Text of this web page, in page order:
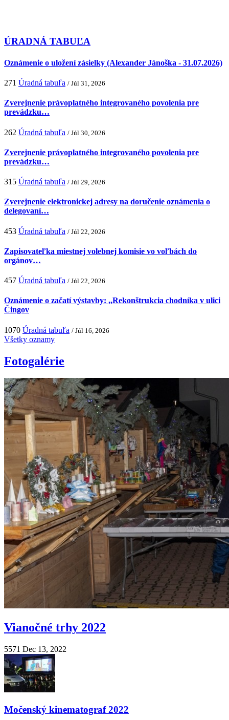
ÚRADNÁ TABUĽA
Oznámenie o uložení zásielky (Alexander Jánoška - 31.07.2026)
271 Úradná tabuľa / Júl 31, 2026
Zverejnenie právoplatného integrovaného povolenia pre
prevádzku…
262 Úradná tabuľa / Júl 30, 2026
Zverejnenie právoplatného integrovaného povolenia pre
prevádzku…
315 Úradná tabuľa / Júl 29, 2026
Zverejnenie elektronickej adresy na doručenie oznámenia o
delegovaní…
453 Úradná tabuľa / Júl 22, 2026
Zapisovateľka miestnej volebnej komisie vo voľbách do
orgánov…
457 Úradná tabuľa / Júl 22, 2026
Oznámenie o začatí výstavby: ,,Rekonštrukcia chodníka v ulici
Čingov
1070 Úradná tabuľa / Júl 16, 2026
Všetky oznamy
Fotogalérie
Vianočné trhy 2022
5571 Dec 13, 2022
Močenský kinematograf 2022